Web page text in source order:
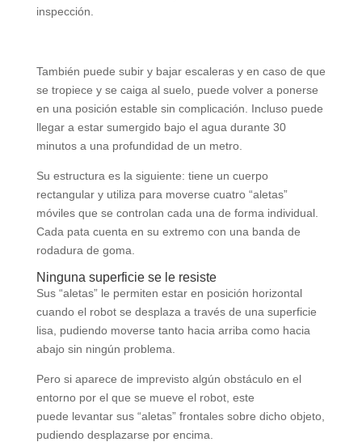
inspección.
También puede subir y bajar escaleras y en caso de que
se tropiece y se caiga al suelo, puede volver a ponerse
en una posición estable sin complicación. Incluso puede
llegar a estar sumergido bajo el agua durante 30
minutos a una profundidad de un metro.
Su estructura es la siguiente: tiene un cuerpo
rectangular y utiliza para moverse cuatro “aletas”
móviles que se controlan cada una de forma individual.
Cada pata cuenta en su extremo con una banda de
rodadura de goma.
Ninguna superficie se le resiste
Sus “aletas” le permiten estar en posición horizontal
cuando el robot se desplaza a través de una superficie
lisa, pudiendo moverse tanto hacia arriba como hacia
abajo sin ningún problema.
Pero si aparece de imprevisto algún obstáculo en el
entorno por el que se mueve el robot, este
puede levantar sus “aletas” frontales sobre dicho objeto,
pudiendo desplazarse por encima.